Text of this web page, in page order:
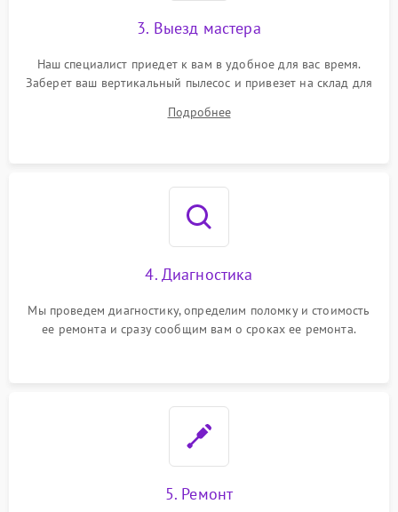
3. Выезд мастера
Наш специалист приедет к вам в удобное для вас время.
Заберет ваш вертикальный пылесос и привезет на склад для
Подробнее
4. Диагностика
Мы проведем диагностику, определим поломку и стоимость
ее ремонта и сразу сообщим вам о сроках ее ремонта.
5. Ремонт